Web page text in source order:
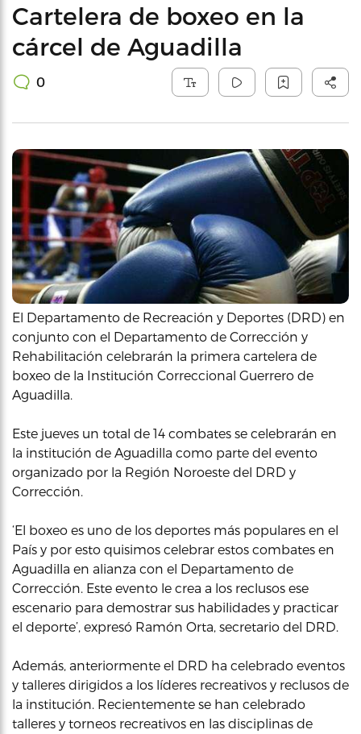
Cartelera de boxeo en la
cárcel de Aguadilla
0
El Departamento de Recreación y Deportes (DRD) en
conjunto con el Departamento de Corrección y
Rehabilitación celebrarán la primera cartelera de
boxeo de la Institución Correccional Guerrero de
Aguadilla.
Este jueves un total de 14 combates se celebrarán en
la institución de Aguadilla como parte del evento
organizado por la Región Noroeste del DRD y
Corrección.
‘El boxeo es uno de los deportes más populares en el
País y por esto quisimos celebrar estos combates en
Aguadilla en alianza con el Departamento de
Corrección. Este evento le crea a los reclusos ese
escenario para demostrar sus habilidades y practicar
el deporte’, expresó Ramón Orta, secretario del DRD.
Además, anteriormente el DRD ha celebrado eventos
y talleres dirigidos a los líderes recreativos y reclusos de
la institución. Recientemente se han celebrado
talleres y torneos recreativos en las disciplinas de